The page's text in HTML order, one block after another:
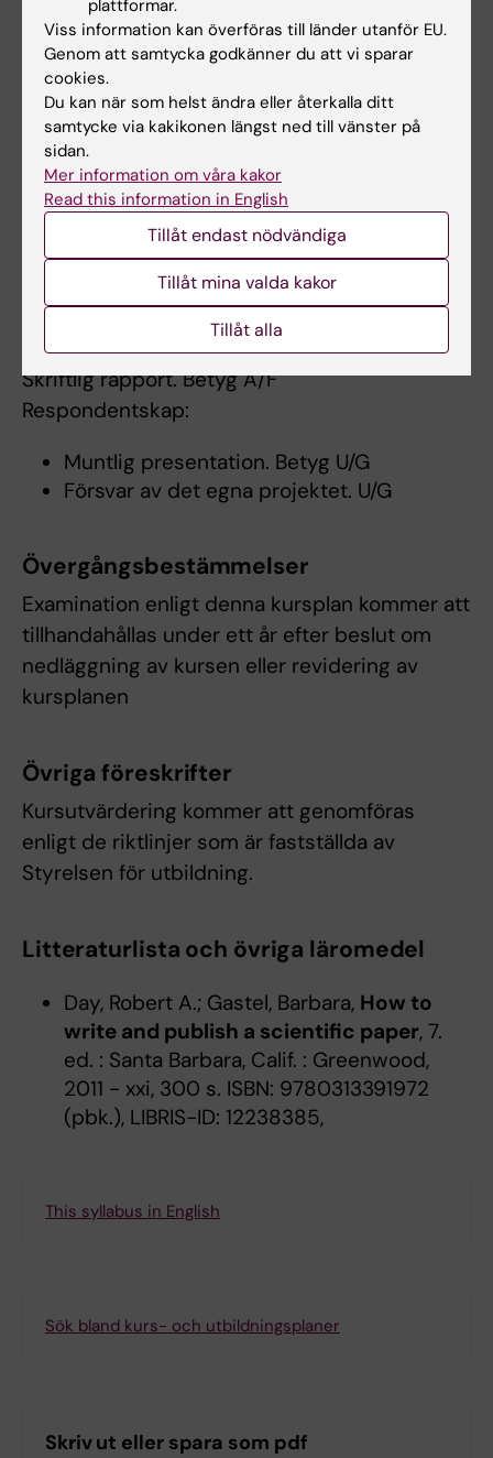
Arbetsformer
Rapporten skall skriva självständigt under
handledning av en lärare. Studenten skall ha
tillgång till Karolinska Institutets biblioteks
faciliteter.
Examination
Som examinationsform ingår skriftlig och
muntlig rapport.
Skriftlig rapport. Betyg A/F
Respondentskap:
Muntlig presentation. Betyg U/G
Försvar av det egna projektet. U/G
Övergångsbestämmelser
Examination enligt denna kursplan kommer att
tillhandahållas under ett år efter beslut om
nedläggning av kursen eller revidering av
kursplanen
Övriga föreskrifter
Kursutvärdering kommer att genomföras
enligt de riktlinjer som är fastställda av
Styrelsen för utbildning.
Litteraturlista och övriga läromedel
Day, Robert A.; Gastel, Barbara, How to
write and publish a scientific paper, 7.
ed. : Santa Barbara, Calif. : Greenwood,
2011 - xxi, 300 s. ISBN: 9780313391972
(pbk.), LIBRIS-ID: 12238385,
This syllabus in English
Sök bland kurs- och utbildningsplaner
Skriv ut eller spara som pdf
plattformar.
Viss information kan överföras till länder utanför EU.
Genom att samtycka godkänner du att vi sparar
cookies.
Du kan när som helst ändra eller återkalla ditt
samtycke via kakikonen längst ned till vänster på
sidan.
Mer information om våra kakor
Read this information in English
Tillåt endast nödvändiga
Tillåt mina valda kakor
Tillåt alla